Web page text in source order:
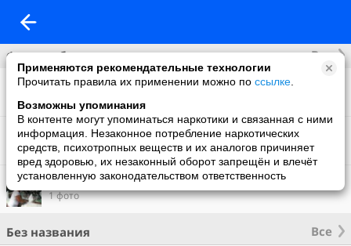
Применяются рекомендательные технологии
Прочитать правила их применении можно по ссылке
Возможны упоминания
В контенте могут упоминаться наркотики и связанная с ними
информация. Незаконное потребление наркотических
средств, психотропных веществ и их аналогов причиняет
вред здоровью, их незаконный оборот запрещён и влечёт
установленную законодательством ответственность
Фотоальбомы Все
Фото со мной
Домашний аквариум
30 фото
Фон на обложку
1 фото
Без названия Все